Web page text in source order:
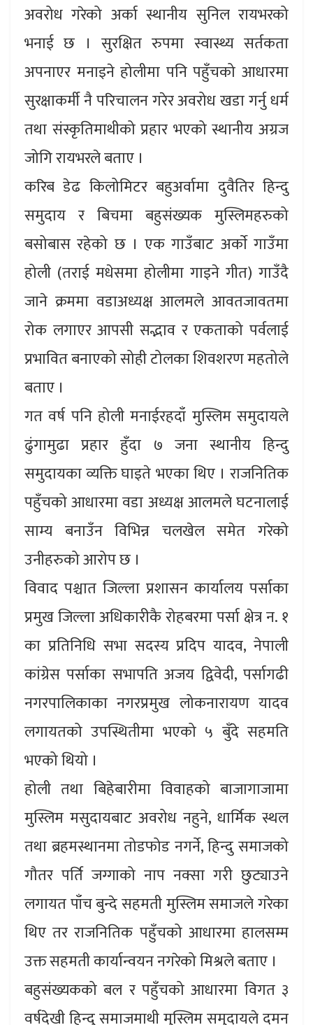
अवरोध गरेको अर्का स्थानीय सुनिल रायभरको
भनाई छ । सुरक्षित रुपमा स्वास्थ्य सर्तकता
अपनाएर मनाइने होलीमा पनि पहुँचको आधारमा
सुरक्षाकर्मी नै परिचालन गरेर अवरोध खडा गर्नु धर्म
तथा संस्कृतिमाथीको प्रहार भएको स्थानीय अग्रज
जोगि रायभरले बताए ।
करिब डेढ किलोमिटर बहुअर्वामा दुवैतिर हिन्दु
समुदाय र बिचमा बहुसंख्यक मुस्लिमहरुको
बसोबास रहेको छ । एक गाउँबाट अर्काे गाउँमा
होली (तराई मधेसमा होलीमा गाइने गीत) गाउँदै
जाने क्रममा वडाअध्यक्ष आलमले आवतजावतमा
रोक लगाएर आपसी सद्भाव र एकताको पर्वलाई
प्रभावित बनाएको सोही टोलका शिवशरण महतोले
बताए ।
गत वर्ष पनि होली मनाईरहदाँ मुस्लिम समुदायले
ढुंगामुढा प्रहार हुँदा ७ जना स्थानीय हिन्दु
समुदायका व्यक्ति घाइते भएका थिए । राजनितिक
पहुँचको आधारमा वडा अध्यक्ष आलमले घटनालाई
साम्य बनाउँन विभिन्न चलखेल समेत गरेको
उनीहरुको आरोप छ ।
विवाद पश्चात जिल्ला प्रशासन कार्यालय पर्साका
प्रमुख जिल्ला अधिकारीकै रोहबरमा पर्सा क्षेत्र न. १
का प्रतिनिधि सभा सदस्य प्रदिप यादव, नेपाली
कांग्रेस पर्साका सभापति अजय द्विवेदी, पर्सागढी
नगरपालिकाका नगरप्रमुख लोकनारायण यादव
लगायतको उपस्थितीमा भएको ५ बुँदे सहमति
भएको थियो ।
होली तथा बिहेबारीमा विवाहको बाजागाजामा
मुस्लिम मसुदायबाट अवरोध नहुने, धार्मिक स्थल
तथा ब्रहमस्थानमा तोडफोड नगर्ने, हिन्दु समाजको
गौतर पर्ति जग्गाको नाप नक्सा गरी छुट्याउने
लगायत पाँच बुन्दे सहमती मुस्लिम समाजले गरेका
थिए तर राजनितिक पहुँचको आधारमा हालसम्म
उक्त सहमती कार्यान्वयन नगरेको मिश्रले बताए ।
बहुसंख्यकको बल र पहुँचको आधारमा विगत ३
वर्षदेखी हिन्दु समाजमाथी मुस्लिम समुदायले दमन